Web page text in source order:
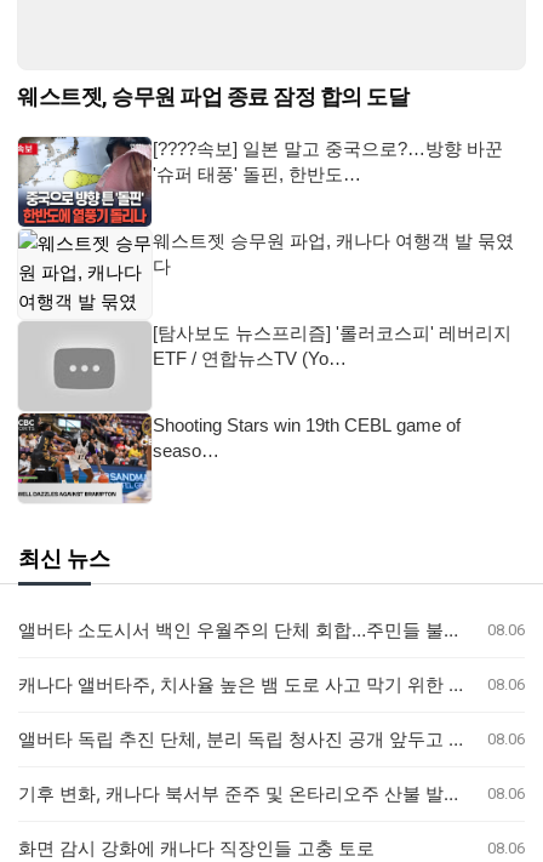
웨스트젯, 승무원 파업 종료 잠정 합의 도달
[????속보] 일본 말고 중국으로?…방향 바꾼
'슈퍼 태풍' 돌핀, 한반도…
웨스트젯 승무원 파업, 캐나다 여행객 발 묶였
다
[탐사보도 뉴스프리즘] '롤러코스피' 레버리지
ETF / 연합뉴스TV (Yo…
Shooting Stars win 19th CEBL game of
seaso…
최신 뉴스
앨버타 소도시서 백인 우월주의 단체 회합…주민들 불안감 고조 08.06
캐나다 앨버타주, 치사율 높은 뱀 도로 사고 막기 위한 안전 대책 마련 08.06
앨버타 독립 추진 단체, 분리 독립 청사진 공개 앞두고 전문가 검토 착수 08.06
기후 변화, 캐나다 북서부 준주 및 온타리오주 산불 발생 가능성 두 배 높여 08.06
화면 감시 강화에 캐나다 직장인들 고충 토로 08.06